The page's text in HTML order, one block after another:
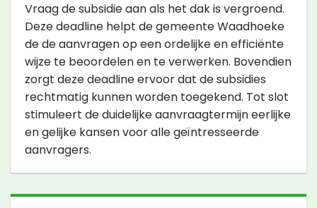
Vraag de subsidie aan als het dak is vergroend.
Deze deadline helpt de gemeente Waadhoeke
de de aanvragen op een ordelijke en efficiënte
wijze te beoordelen en te verwerken. Bovendien
zorgt deze deadline ervoor dat de subsidies
rechtmatig kunnen worden toegekend. Tot slot
stimuleert de duidelijke aanvraagtermijn eerlijke
en gelijke kansen voor alle geïntresseerde
aanvragers.